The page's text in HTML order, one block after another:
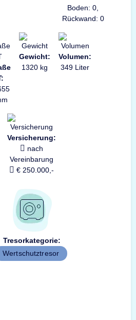
Boden: 0,
Rückwand: 0
Gewicht:
1320 kg
Volumen:
349 Liter
Versicherung:
nach
Vereinbarung
€ 250.000,-
Tresorkategorie:
Wertschutztresor